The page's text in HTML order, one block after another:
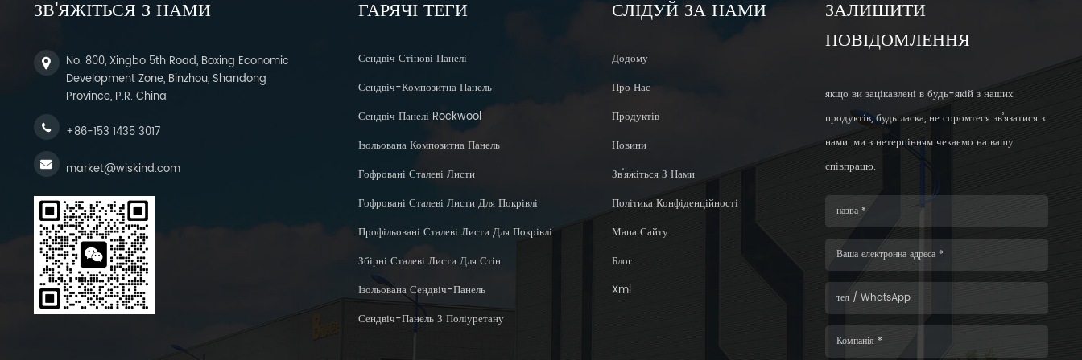
ЗВ'ЯЖІТЬСЯ З НАМИ
No. 800, Xingbo 5th Road, Boxing Economic
Development Zone, Binzhou, Shandong
Province, P.R. China
+86-153 1435 3017
market@wiskind.com
ГАРЯЧІ ТЕГИ
Сендвіч Стінові Панелі
Сендвіч-Композитна Панель
Сендвіч Панелі Rockwool
Ізольована Композитна Панель
Гофровані Сталеві Листи
Гофровані Сталеві Листи Для Покрівлі
Профільовані Сталеві Листи Для Покрівлі
Збірні Сталеві Листи Для Стін
Ізольована Сендвіч-Панель
Сендвіч-Панель З Поліуретану
СЛІДУЙ ЗА НАМИ
Додому
Про Нас
Продуктів
Новини
Зв'яжіться З Нами
Політика Конфіденційності
Мапа Сайту
Блог
Xml
ЗАЛИШИТИ
ПОВІДОМЛЕННЯ
якщо ви зацікавлені в будь-якій з наших
продуктів, будь ласка, не соромтеся зв’язатися з
нами. ми з нетерпінням чекаємо на вашу
співпрацю.